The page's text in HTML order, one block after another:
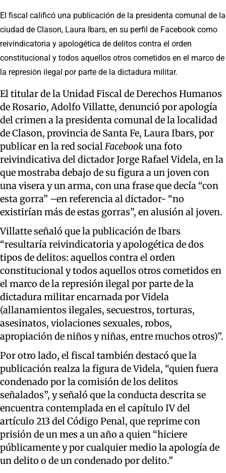
El fiscal calificó una publicación de la presidenta comunal de la
ciudad de Clason, Laura Ibars, en su perfil de Facebook como
reivindicatoria y apologética de delitos contra el orden
constitucional y todos aquellos otros cometidos en el marco de
la represión ilegal por parte de la dictadura militar.
El titular de la Unidad Fiscal de Derechos Humanos
de Rosario, Adolfo Villatte, denunció por apología
del crimen a la presidenta comunal de la localidad
de Clason, provincia de Santa Fe, Laura Ibars, por
publicar en la red socialFacebookuna foto
reivindicativa del dictador Jorge Rafael Videla, en la
que mostraba debajo de su figura a un joven con
una visera y un arma, con una frase que decía “con
esta gorra” –en referencia al dictador- “no
existirían más de estas gorras”, en alusión al joven.
Villatte señaló que la publicación de Ibars
“resultaría reivindicatoria y apologética de dos
tipos de delitos: aquellos contra el orden
constitucional y todos aquellos otros cometidos en
el marco de la represión ilegal por parte de la
dictadura militar encarnada por Videla
(allanamientos ilegales, secuestros, torturas,
asesinatos, violaciones sexuales, robos,
apropiación de niños y niñas, entre muchos otros)”.
Por otro lado, el fiscal también destacó que la
publicación realza la figura de Videla, “quien fuera
condenado por la comisión de los delitos
señalados”, y señaló que la conducta descrita se
encuentra contemplada en el capítulo IV del
artículo 213 del Código Penal, que reprime con
prisión de un mes a un año a quien “hiciere
públicamente y por cualquier medio la apología de
un delito o de un condenado por delito.”